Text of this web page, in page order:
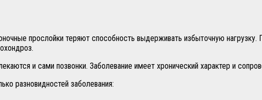
прослойки теряют способность выдерживать избыточную нагрузку.
и сами позвонки. Заболевание имеет хронический характер и
разновидностей заболевания: